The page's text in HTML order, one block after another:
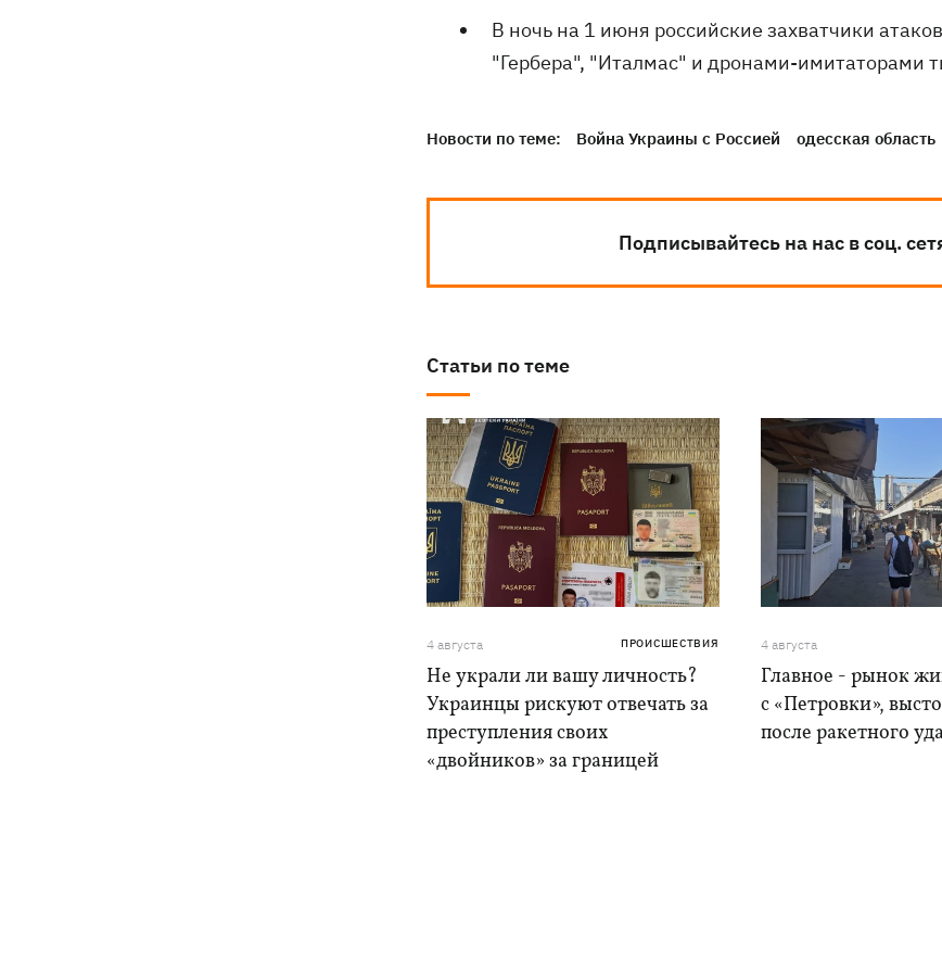
В ночь на 1 июня российские захватчики
"Гербера", "Италмас" и дронами-имитаторами
Новости по теме: Война Украины с Россией одесская область
Подписывайтесь на нас в соц.
Статьи по теме
4 августа ПРОИСШЕСТВИЯ
Не украли ли вашу личность?
Украинцы рискуют отвечать за
преступления своих
«двойников» за границей
4 августа
Главное - рынок
с «Петровки»,
после ракетного